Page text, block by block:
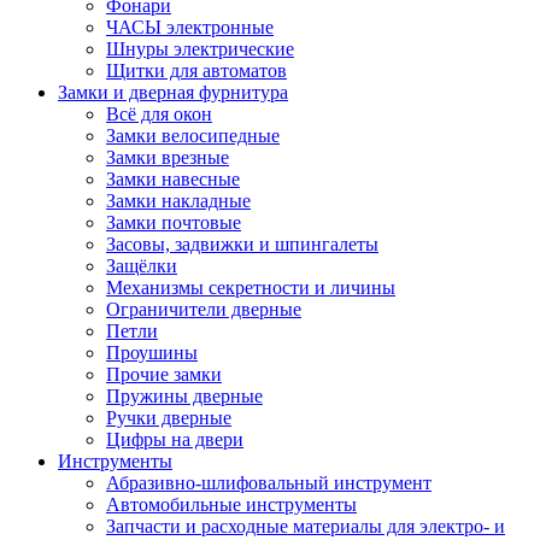
Фонари
ЧАСЫ электронные
Шнуры электрические
Щитки для автоматов
Замки и дверная фурнитура
Всё для окон
Замки велосипедные
Замки врезные
Замки навесные
Замки накладные
Замки почтовые
Засовы, задвижки и шпингалеты
Защёлки
Механизмы секретности и личины
Ограничители дверные
Петли
Проушины
Прочие замки
Пружины дверные
Ручки дверные
Цифры на двери
Инструменты
Абразивно-шлифовальный инструмент
Автомобильные инструменты
Запчасти и расходные материалы для электро- и